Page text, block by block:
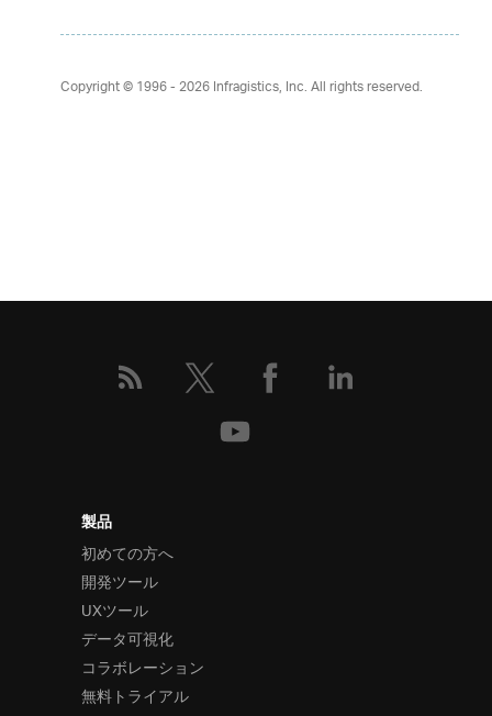
Copyright © 1996 - 2026Infragistics, Inc. All rights reserved.
製品
初めての方へ
開発ツール
UXツール
データ可視化
コラボレーション
無料トライアル